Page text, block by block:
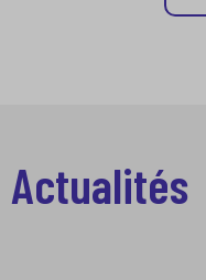
Actualités